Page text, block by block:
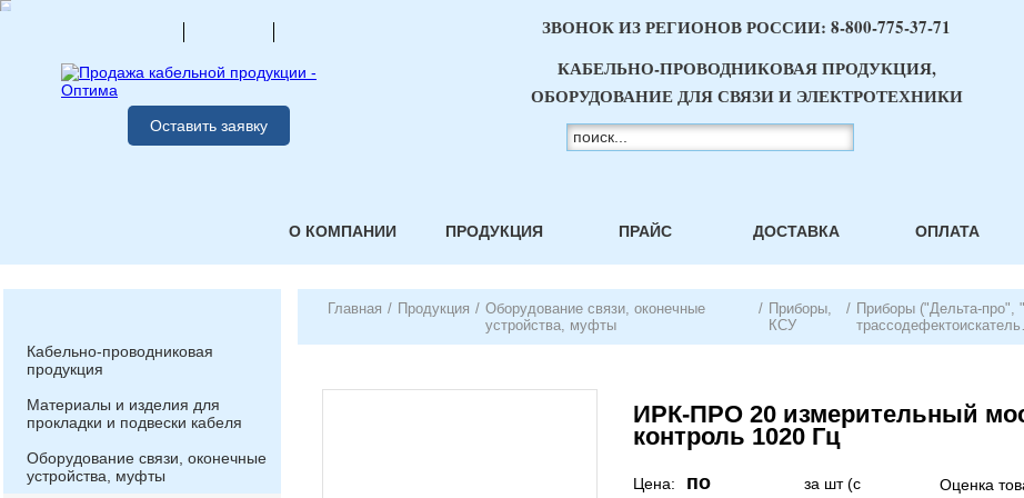
Оставить заявку
ЗВОНОК ИЗ РЕГИОНОВ РОССИИ: 8-800-775-37-71
КАБЕЛЬНО-ПРОВОДНИКОВАЯ ПРОДУКЦИЯ,
ОБОРУДОВАНИЕ ДЛЯ СВЯЗИ И ЭЛЕКТРОТЕХНИКИ
О КОМПАНИИ ПРОДУКЦИЯ ПРАЙС ДОСТАВКА ОПЛАТА
Кабельно-проводниковая
продукция
Материалы и изделия для
прокладки и подвески кабеля
Оборудование связи, оконечные
устройства, муфты
Главная / Продукция / Оборудование связи, оконечные
устройства, муфты
/ Приборы,
КСУ
/ Приборы ("Дельта-про",
ИРК-ПРО 20 измерительный
контроль 1020 Гц
Цена:
по
за шт (с
Оценка